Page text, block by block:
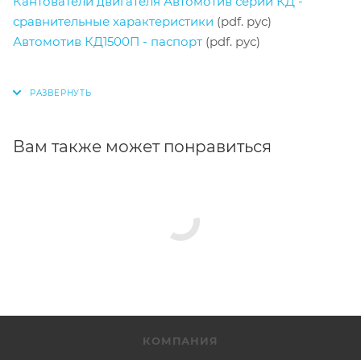
сравнительные характеристики (pdf. рус)
Автомотив КД1500П - паспорт (pdf. рус)
Вам также может понравиться
КОМПАНИЯ